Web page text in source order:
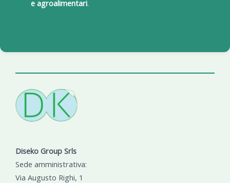
e agroalimentari.
Diseko Group Srls
Sede amministrativa:
Via Augusto Righi, 1